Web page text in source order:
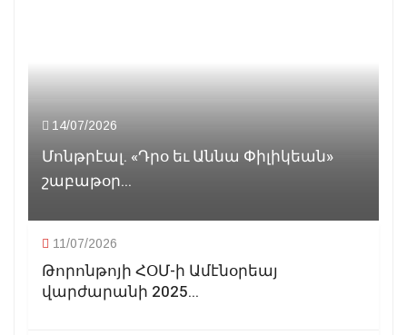
14/07/2026
Մոնթրէալ. «Դրօ եւ Աննա Փիլիկեան»
շաբաթօր...
11/07/2026
Թորոնթոյի ՀՕՄ-ի Ամէնօրեայ
վարժարանի 2025...